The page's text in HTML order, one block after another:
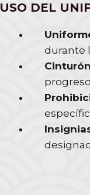
USO DEL
durante